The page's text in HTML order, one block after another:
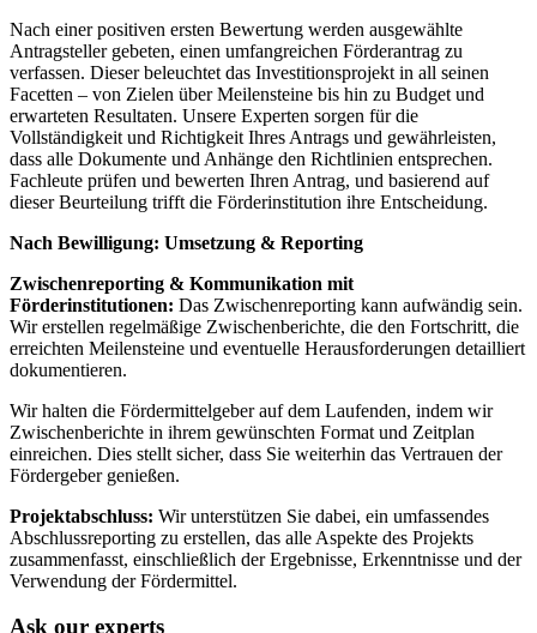
Nach einer positiven ersten Bewertung werden ausgewählte
Antragsteller gebeten, einen umfangreichen Förderantrag zu
verfassen. Dieser beleuchtet das Investitionsprojekt in all seinen
Facetten – von Zielen über Meilensteine bis hin zu Budget und
erwarteten Resultaten. Unsere Experten sorgen für die
Vollständigkeit und Richtigkeit Ihres Antrags und gewährleisten,
dass alle Dokumente und Anhänge den Richtlinien entsprechen.
Fachleute prüfen und bewerten Ihren Antrag, und basierend auf
dieser Beurteilung trifft die Förderinstitution ihre Entscheidung.
Nach Bewilligung: Umsetzung & Reporting
Zwischenreporting & Kommunikation mit
Förderinstitutionen: Das Zwischenreporting kann aufwändig sein.
Wir erstellen regelmäßige Zwischenberichte, die den Fortschritt, die
erreichten Meilensteine und eventuelle Herausforderungen detailliert
dokumentieren.
Wir halten die Fördermittelgeber auf dem Laufenden, indem wir
Zwischenberichte in ihrem gewünschten Format und Zeitplan
einreichen. Dies stellt sicher, dass Sie weiterhin das Vertrauen der
Fördergeber genießen.
Projektabschluss: Wir unterstützen Sie dabei, ein umfassendes
Abschlussreporting zu erstellen, das alle Aspekte des Projekts
zusammenfasst, einschließlich der Ergebnisse, Erkenntnisse und der
Verwendung der Fördermittel.
Ask our experts